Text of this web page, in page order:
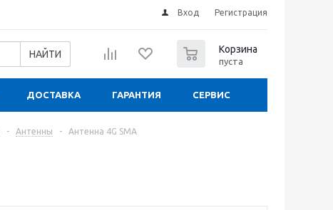
Вход Регистрация
НАЙТИ Корзина
пуста
ДОСТАВКА ГАРАНТИЯ СЕРВИС
- Антенны - Антенна 4G SMA